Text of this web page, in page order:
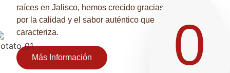
raíces en Jalisco, hemos crecido gracias a la pasión
por la calidad y el sabor auténtico que nos
caracteriza.
Más Información 0